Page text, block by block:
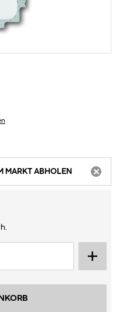
MARKT ABHOLEN